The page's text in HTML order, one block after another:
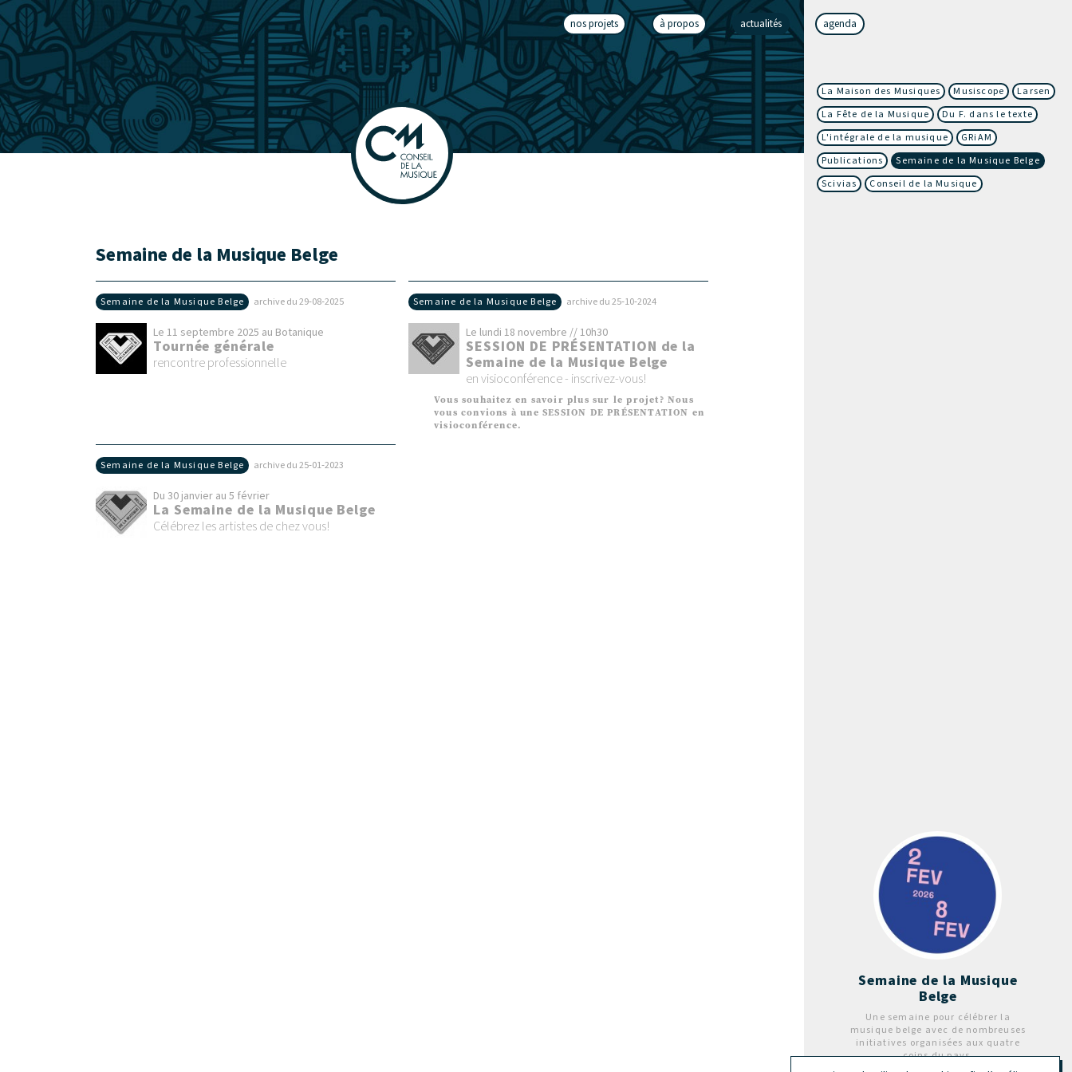
nos projets à propos actualités agenda
La Maison des Musiques Musiscope
Larsen
La Fête de la Musique
Du F. dans le texte
L'intégrale de la musique
GRiAM
Publications
Semaine de la Musique Belge
Scivias
Conseil de la Musique
Semaine de la Musique Belge
Semaine de la Musique Belge archive du 29‑08‑2025
Le 11 septembre 2025 au Botanique
Tournée générale
rencontre professionnelle
Semaine de la Musique Belge archive du 25‑10‑2024
Le lundi 18 novembre // 10h30
SESSION DE PRÉSENTATION de la
Semaine de la Musique Belge
en visioconférence - inscrivez-vous!
Vous souhaitez en savoir plus sur le projet? Nous
vous convions à une SESSION DE PRÉSENTATION en
visioconférence.
Semaine de la Musique Belge archive du 25‑01‑2023
Du 30 janvier au 5 février
La Semaine de la Musique Belge
Célébrez les artistes de chez vous!
Semaine de la Musique
Belge
Une semaine pour célébrer la
musique belge avec de nombreuses
initiatives organisées aux quatre
coins du pays.